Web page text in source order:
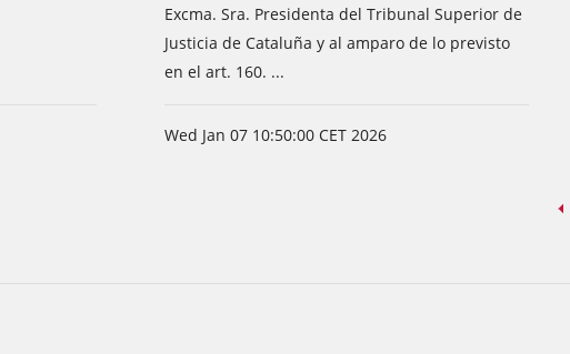
Excma. Sra. Presidenta del Tribunal Superior de
Justicia de Cataluña y al amparo de lo previsto
en el art. 160. ...
Wed Jan 07 10:50:00 CET 2026